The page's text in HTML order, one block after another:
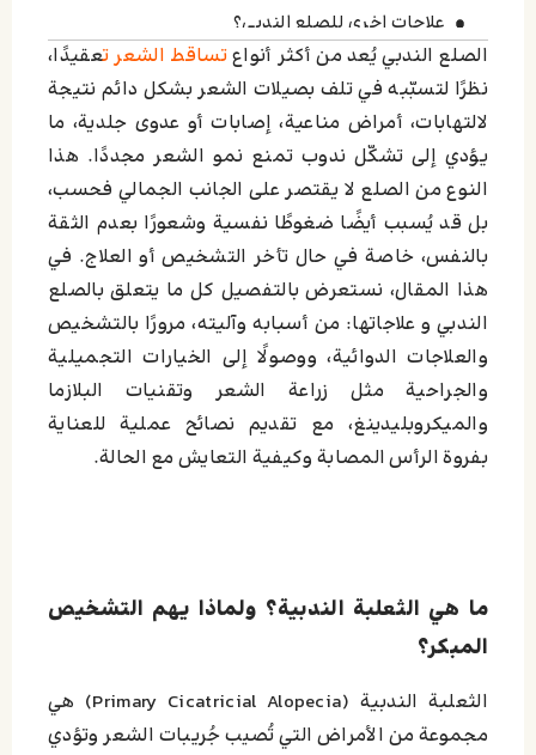
علاجات اخرى للصلع الندبي؟
متى نفكر بزراعة الشعر بعد التثبيت؟
كيف تتعايش مع الصلع الندبي؟
نصائح للعناية بفروة الرأس المصابة
الصلع الندبي يُعد من أكثر أنواعتساقط الشعر تعقيدًا،
نظرًا لتسبّبه في تلف بصيلات الشعر بشكل دائم نتيجة
لالتهابات، أمراض مناعية، إصابات أو عدوى جلدية، ما
يؤدي إلى تشكّل ندوب تمنع نمو الشعر مجددًا. هذا
النوع من الصلع لا يقتصر على الجانب الجمالي فحسب،
بل قد يُسبب أيضًا ضغوطًا نفسية وشعورًا بعدم الثقة
بالنفس، خاصة في حال تأخر التشخيص أو العلاج. في
هذا المقال، نستعرض بالتفصيل كل ما يتعلق بالصلع
الندبي و علاجاتها: من أسبابه وآليته، مرورًا بالتشخيص
والعلاجات الدوائية، ووصولًا إلى الخيارات التجميلية
والجراحية مثل زراعة الشعر وتقنيات البلازما
والميكروبليدينغ، مع تقديم نصائح عملية للعناية
بفروة الرأس المصابة وكيفية التعايش مع الحالة.
ما هي الثعلبة الندبية؟ ولماذا يهم التشخيص
المبكر؟
الثعلبة الندبية (Primary Cicatricial Alopecia) هي
مجموعة من الأمراض التي تُصيب جُريبات الشعر وتؤدي